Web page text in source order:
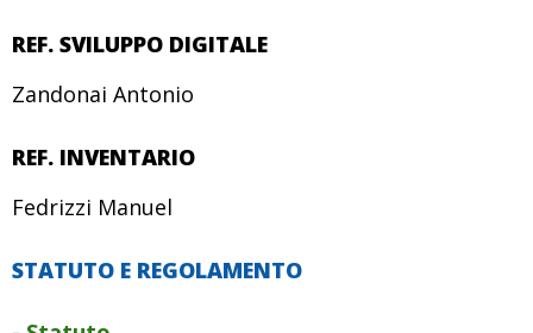
REF. SVILUPPO DIGITALE
Zandonai Antonio
REF. INVENTARIO
Fedrizzi Manuel
STATUTO E REGOLAMENTO